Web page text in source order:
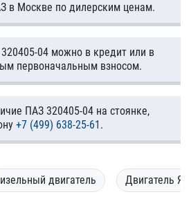
в Москве по дилерским ценам.
04 можно в кредит или в
первоначальным взносом.
ПАЗ 320405-04 на стоянке,
+7 (499) 638-25-61 .
двигатель Двигатель